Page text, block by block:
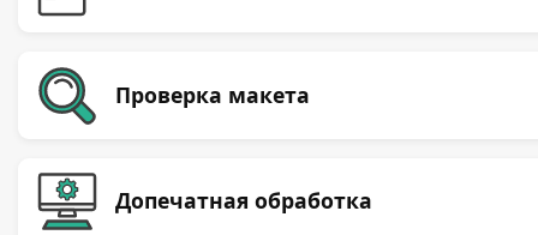
Проверка макета
Допечатная обработка